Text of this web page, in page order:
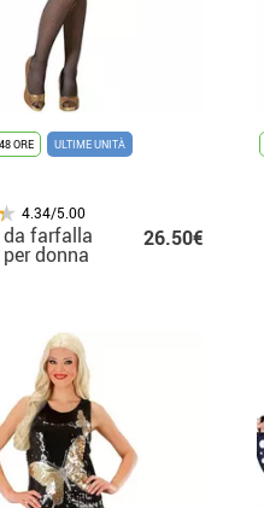
ORE ULTIME UNITÀ
4.34/5.00
farfalla
donna
26.50€